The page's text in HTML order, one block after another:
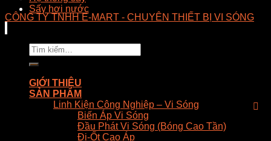
Sấy hơi nước
CÔNG TY TNHH E-MART - CHUYÊN THIẾT BỊ VI SÓNG
Tìm
kiếm:
GIỚI THIỆU
SẢN PHẨM
Linh Kiện Công Nghiệp – Vi Sóng
Biến Áp Vi Sóng
Đầu Phát Vi Sóng (Bóng Cao Tần)
Đi-Ốt Cao Áp